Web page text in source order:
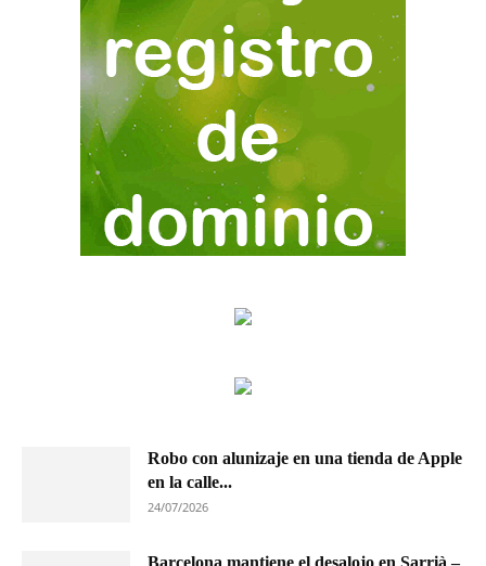
Robo con alunizaje en una tienda de Apple
en la calle...
24/07/2026
Barcelona mantiene el desalojo en Sarrià –